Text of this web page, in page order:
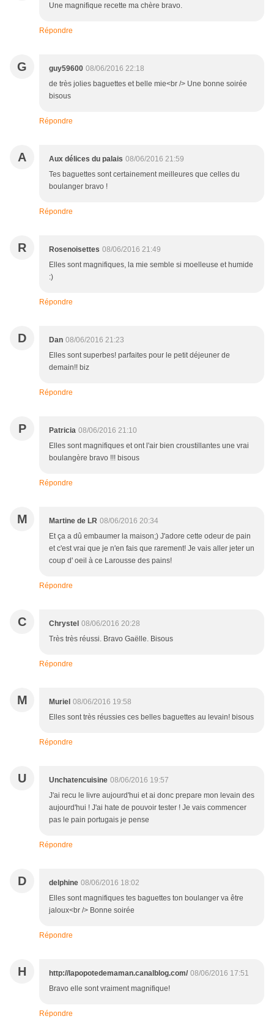
Une magnifique recette ma chère bravo.
Répondre
G guy59600 08/06/2016 22:18
de très jolies baguettes et belle mie<br /> Une bonne soirée
bisous
Répondre
A Aux délices du palais 08/06/2016 21:59
Tes baguettes sont certainement meilleures que celles du
boulanger bravo !
Répondre
R Rosenoisettes 08/06/2016 21:49
Elles sont magnifiques, la mie semble si moelleuse et humide
:)
Répondre
D Dan 08/06/2016 21:23
Elles sont superbes! parfaites pour le petit déjeuner de
demain!! biz
Répondre
P Patricia 08/06/2016 21:10
Elles sont magnifiques et ont l'air bien croustillantes une vrai
boulangère bravo !!! bisous
Répondre
M Martine de LR 08/06/2016 20:34
Et ça a dû embaumer la maison;) J'adore cette odeur de pain
et c'est vrai que je n'en fais que rarement! Je vais aller jeter un
coup d' oeil à ce Larousse des pains!
Répondre
C Chrystel 08/06/2016 20:28
Très très réussi. Bravo Gaëlle. Bisous
Répondre
M Muriel 08/06/2016 19:58
Elles sont très réussies ces belles baguettes au levain! bisous
Répondre
U Unchatencuisine 08/06/2016 19:57
J'ai recu le livre aujourd'hui et ai donc prepare mon levain des
aujourd'hui ! J'ai hate de pouvoir tester ! Je vais commencer
pas le pain portugais je pense
Répondre
D delphine 08/06/2016 18:02
Elles sont magnifiques tes baguettes ton boulanger va être
jaloux<br /> Bonne soirée
Répondre
H http://lapopotedemaman.canalblog.com/ 08/06/2016 17:51
Bravo elle sont vraiment magnifique!
Répondre